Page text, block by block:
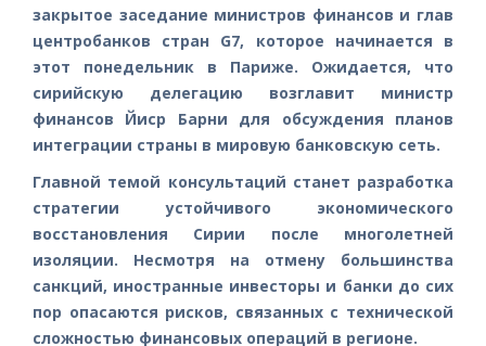
закрытое заседание министров финансов и глав
центробанков стран G7, которое начинается в
этот понедельник в Париже. Ожидается, что
сирийскую делегацию возглавит министр
финансов Йиср Барни для обсуждения планов
интеграции страны в мировую банковскую сеть.
Главной темой консультаций станет разработка
стратегии устойчивого экономического
восстановления Сирии после многолетней
изоляции. Несмотря на отмену большинства
санкций, иностранные инвесторы и банки до сих
пор опасаются рисков, связанных с технической
сложностью финансовых операций в регионе.